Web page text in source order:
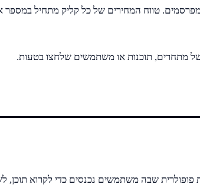
טווח המחירים של כל קליק מתחיל במספר
של מתחרים, תוכנות או משתמשים שלחצו בטעות.
שבה משתמשים נכנסים כדי לקרוא